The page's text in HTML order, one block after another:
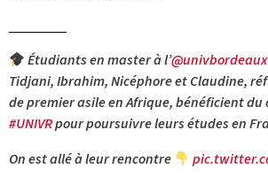
Étudiants en master à l’@univbordeaux
Tidjani, Ibrahim, Nicéphore et Claudine,
de premier asile en Afrique, bénéficient
#UNIVRpour poursuivre leurs études en
On est allé à leur rencontre